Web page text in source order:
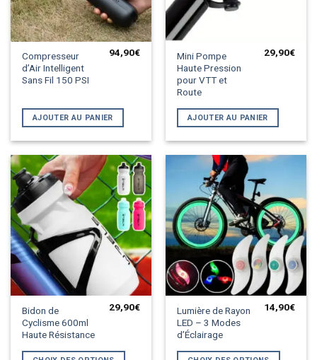
produit
Compresseur
d’Air Intelligent
Sans Fil 150 PSI
94,90€
AJOUTER AU PANIER
Mini Pompe
Haute Pression
pour VTT et
Route
29,90€
AJOUTER AU PANIER
Bidon de
Cyclisme 600ml
Haute Résistance
29,90€
Ce
produit
a
plusieurs
Lumière de Rayon
LED – 3 Modes
d’Éclairage
14,90€
Ce
produit
a
plusieurs